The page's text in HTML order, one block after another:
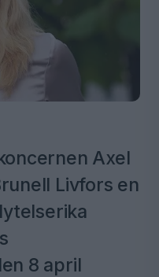
Axel
Livfors en
8 april